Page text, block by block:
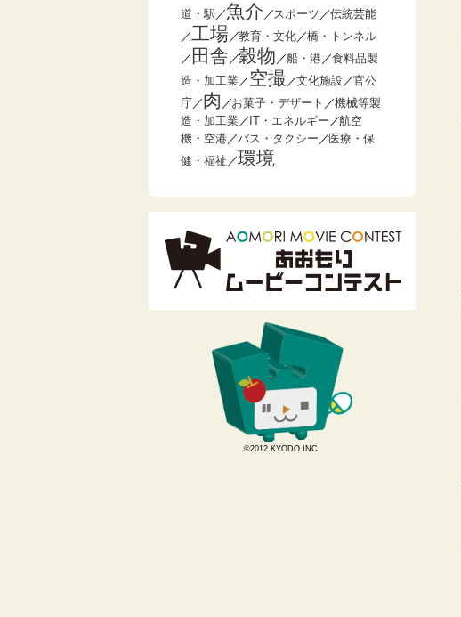
道・駅 ／魚介 ／スポーツ ／伝統芸能
／工場／教育・文化／橋・トンネル
／ 田舎 ／穀物 ／船・港／食料品製
造・加工業／空撮 ／文化施設／官公
庁／肉 ／お菓子・デザート ／機械等製
造・加工業／ IT・エネルギー ／航空
機・空港／バス・タクシー ／医療・保
健・福祉 ／環境
©2012 KYODO INC.